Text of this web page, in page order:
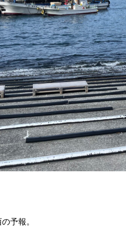
予報。